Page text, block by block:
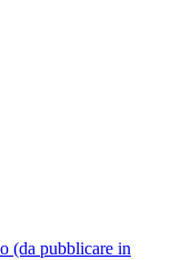
(da pubblicare in